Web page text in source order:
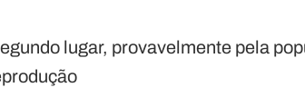
lugar, provavelmente pela